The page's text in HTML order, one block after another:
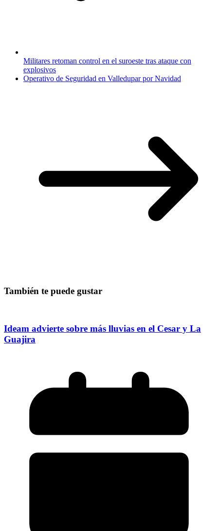
Militares retoman control en el suroeste tras ataque con
explosivos
Operativo de Seguridad en Valledupar por Navidad
También te puede gustar
Ideam advierte sobre más lluvias en el Cesar y La
Guajira